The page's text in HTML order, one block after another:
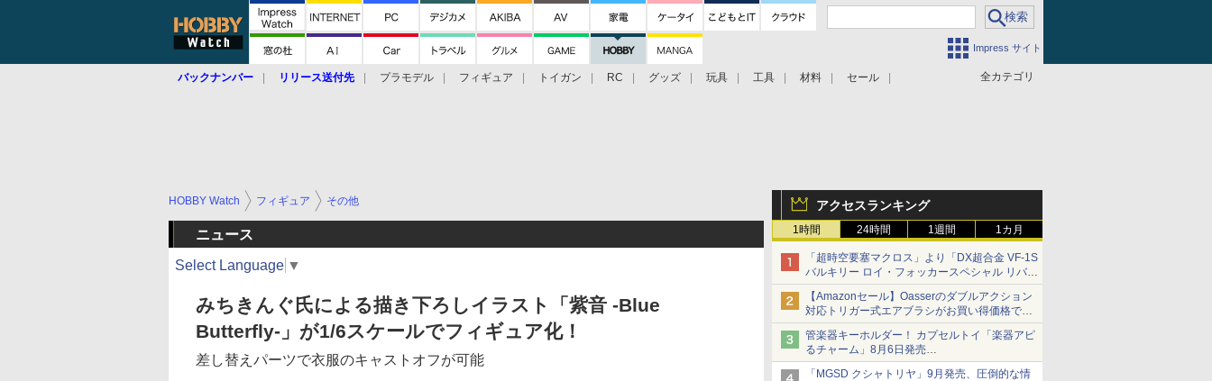
Impress サイト
全カテゴリ
バックナンバー リリース送付先 プラモデル フィギュア トイガン RC グッズ 玩具 工具 材料 セール
アクセスランキング
1時間 24時間 1週間 1カ月
「超時空要塞マクロス」より「DX超合金 VF-1S
バルキリー ロイ・フォッカースペシャル リバイ
バルVer.」本日発売！
【Amazonセール】Oasserのダブルアクション
対応トリガー式エアブラシがお買い得価格で登
場！
管楽器キーホルダー！ カプセルトイ「楽器アピ
るチャーム」8月6日発売
チューバ、テナサクなど5種各3色
「MGSD クシャトリヤ」9月発売、圧倒的な情
HOBBY Watch フィギュア その他
ニュース
Select Language ▼
みちきんぐ氏による描き下ろしイラスト「紫音 -Blue
Butterfly-」が1/6スケールでフィギュア化！
差し替えパーツで衣服のキャストオフが可能